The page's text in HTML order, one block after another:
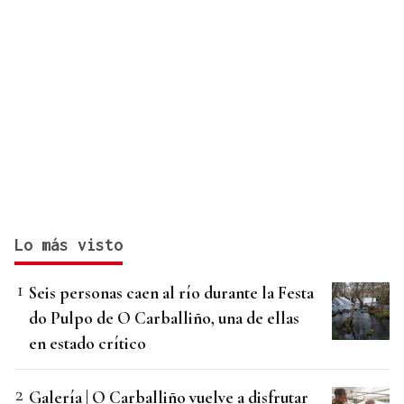
Lo más visto
Seis personas caen al río durante la Festa
do Pulpo de O Carballiño, una de ellas
en estado crítico
Galería | O Carballiño vuelve a disfrutar